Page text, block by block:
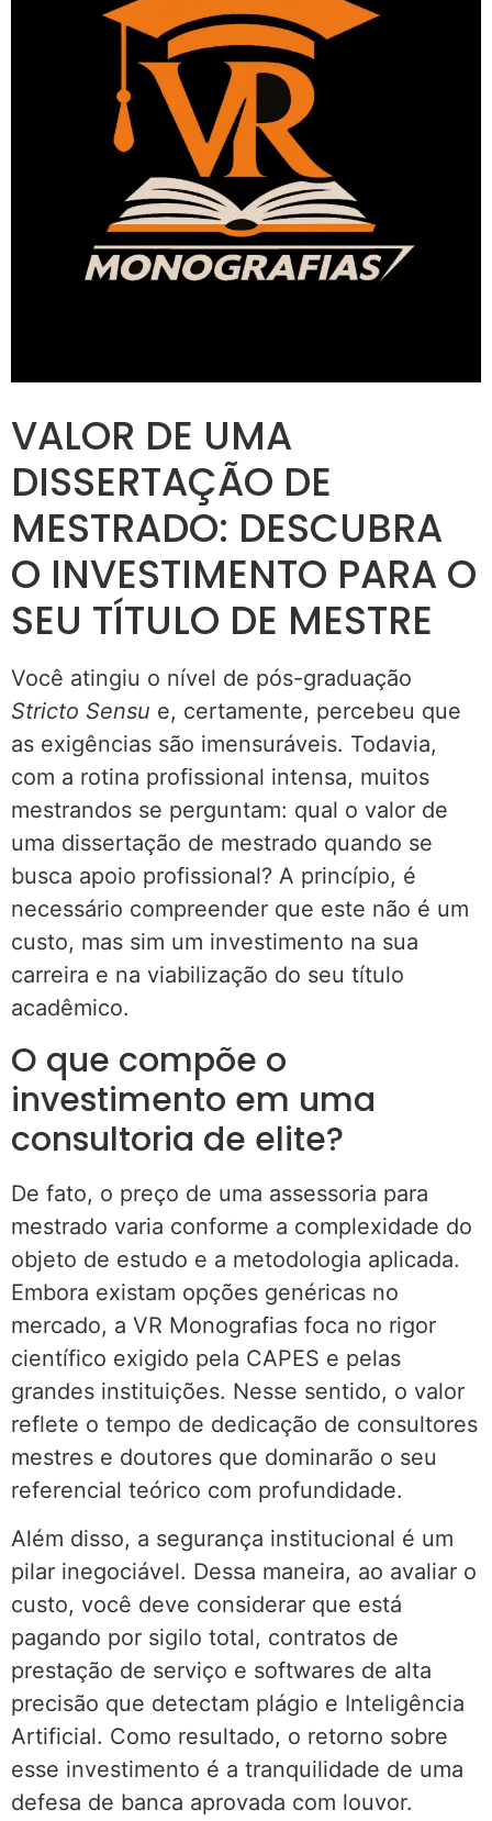
VALOR DE UMA
DISSERTAÇÃO DE
MESTRADO: DESCUBRA
O INVESTIMENTO PARA O
SEU TÍTULO DE MESTRE
Você atingiu o nível de pós-graduação
Stricto Sensu e, certamente, percebeu que
as exigências são imensuráveis. Todavia,
com a rotina profissional intensa, muitos
mestrandos se perguntam: qual o valor de
uma dissertação de mestrado quando se
busca apoio profissional? A princípio, é
necessário compreender que este não é um
custo, mas sim um investimento na sua
carreira e na viabilização do seu título
acadêmico.
O que compõe o
investimento em uma
consultoria de elite?
De fato, o preço de uma assessoria para
mestrado varia conforme a complexidade do
objeto de estudo e a metodologia aplicada.
Embora existam opções genéricas no
mercado, a VR Monografias foca no rigor
científico exigido pela CAPES e pelas
grandes instituições. Nesse sentido, o valor
reflete o tempo de dedicação de consultores
mestres e doutores que dominarão o seu
referencial teórico com profundidade.
Além disso, a segurança institucional é um
pilar inegociável. Dessa maneira, ao avaliar o
custo, você deve considerar que está
pagando por sigilo total, contratos de
prestação de serviço e softwares de alta
precisão que detectam plágio e Inteligência
Artificial. Como resultado, o retorno sobre
esse investimento é a tranquilidade de uma
defesa de banca aprovada com louvor.